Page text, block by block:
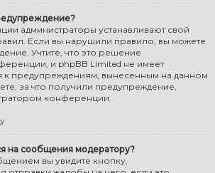
администраторы устанавливают свой
Если вы нарушили правило, вы можете
Учтите, что это решение
и phpBB Limited не имеет
к предупреждениям, вынесенным на данном
за что получили предупреждение,
конференции.
на сообщения модератору?
вы увидите кнопку,